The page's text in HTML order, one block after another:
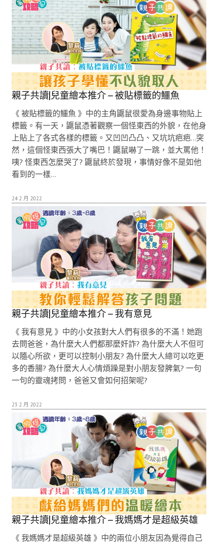
親子共讀|兒童繪本推介 – 被貼標籤的鱷魚
《 被貼標籤的鱷魚 》中的主角鼴鼠很愛為身邊事物貼上
標籤。有一天，鼴鼠憑著觀察一個怪東西的外貌，在他身
上貼上了各式各樣的標籤。又凹凹凸凸、又坑坑疤疤…突
然，這個怪東西張大了嘴巴！鼴鼠嚇了一跳，並大罵他！
咦? 怪東西怎麼哭了? 鼴鼠終於發現，事情好像不是如他
看到的一樣…
24 2 月 2022
親子共讀|兒童繪本推介 – 我有意見
《 我有意見 》中的小女孩對大人們有很多的不滿！她跑
去問爸爸，為什麼大人們都那麼奸詐? 為什麼大人不但可
以隨心所欲，更可以控制小朋友? 為什麼大人總可以吃更
多的香腸? 為什麼大人心情煩躁是對小朋友發脾氣? 一句
一句的靈魂拷問，爸爸又會如何招架呢?
23 2 月 2022
親子共讀|兒童繪本推介 – 我媽媽才是超級英雄
《 我媽媽才是超級英雄 》中的兩位小朋友因為覺得自己